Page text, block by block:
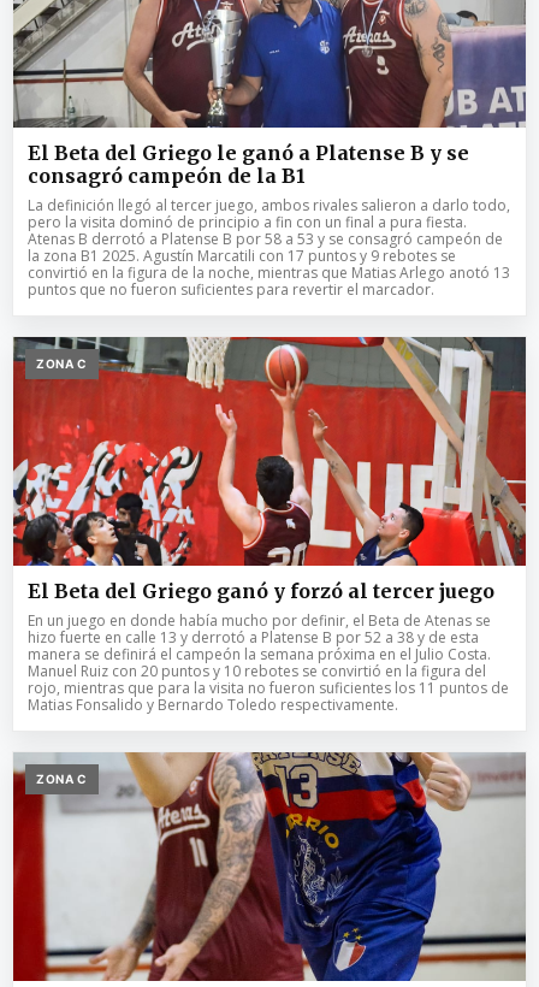
El Beta del Griego le ganó a Platense B y se
consagró campeón de la B1
La definición llegó al tercer juego, ambos rivales salieron a darlo todo,
pero la visita dominó de principio a fin con un final a pura fiesta.
Atenas B derrotó a Platense B por 58 a 53 y se consagró campeón de
la zona B1 2025. Agustín Marcatili con 17 puntos y 9 rebotes se
convirtió en la figura de la noche, mientras que Matias Arlego anotó 13
puntos que no fueron suficientes para revertir el marcador.
ZONA C
El Beta del Griego ganó y forzó al tercer juego
En un juego en donde había mucho por definir, el Beta de Atenas se
hizo fuerte en calle 13 y derrotó a Platense B por 52 a 38 y de esta
manera se definirá el campeón la semana próxima en el Julio Costa.
Manuel Ruiz con 20 puntos y 10 rebotes se convirtió en la figura del
rojo, mientras que para la visita no fueron suficientes los 11 puntos de
Matias Fonsalido y Bernardo Toledo respectivamente.
ZONA C